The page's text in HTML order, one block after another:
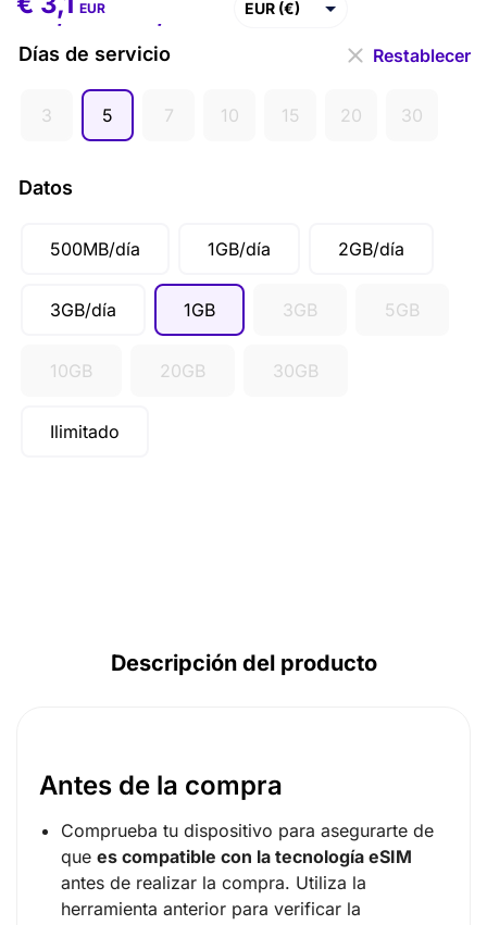
€ 3,1 –€ EUR (€)
AUD ($)
Días de servicio
3 5 7 10 15 20 30
Datos
500MB/día 1GB/día 2GB/día
3GB/día 1GB 3GB 5GB
10GB 20GB 30GB
Ilimitado
Restablecer
EUR
Descripción del producto
Antes de la compra
Comprueba tu dispositivo para asegurarte de
que es compatible con la tecnología eSIM
antes de realizar la compra. Utiliza la
herramienta anterior para verificar la